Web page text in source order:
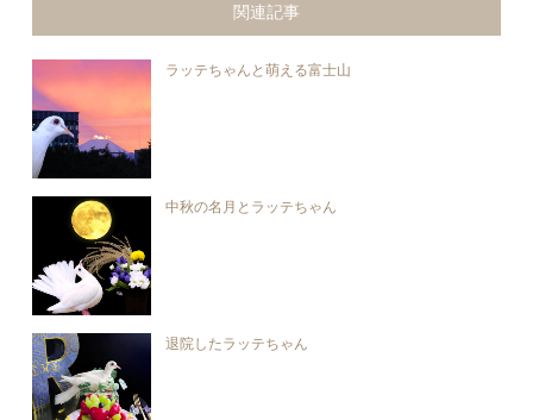
関連記事
ラッテちゃんと萌える富士山
中秋の名月とラッテちゃん
退院したラッテちゃん